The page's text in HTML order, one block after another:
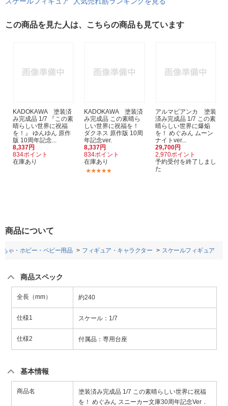
この商品を見た人は、こちらの商品も見ています
KADOKAWA 塗装済
み完成品 1/7 『この素
晴らしい世界に祝福
を！』 ゆんゆん 原作
版 10周年記念...
8,337円
834ポイント
在庫あり
KADOKAWA 塗装済
み完成品 この素晴ら
しい世界に祝福を！
ダクネス 原作版 10周
年記念ver.
8,337円
834ポイント
在庫あり
アルマビアンカ 塗装
済み完成品 1/7 この素
晴らしい世界に爆焔
を！ めぐみん ムーン
ナイトver...
29,700円
2,970ポイント
予約受付を終了しまし
た
商品について
ちゃ・ホビー・ベビー用品 フィギュア・キャラクター スケールフィギュア
商品スペック
全長（mm） 約240
仕様1 スケール：1/7
仕様2 付属品：専用台座
基本情報
商品名
塗装済み完成品 1/7 この素晴らしい世界に祝福
を！ めぐみん スニーカー文庫30周年記念Ver．